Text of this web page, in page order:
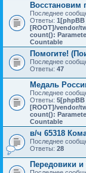
Восстановим
Последнее
Ответы: 1[phpBB
[ROOT]/vendor/
count():
Countable
Помогите!
Последнее
Ответы: 47
Медаль
Последнее
Ответы: 5[phpBB
[ROOT]/vendor/
count():
Countable
в/ч 65318
Последнее
Ответы: 28
Передовики